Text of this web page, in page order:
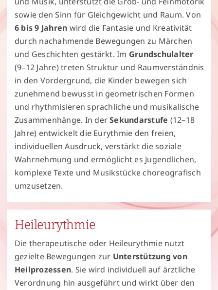
sowie den Sinn für Gleichgewicht und Raum. Von
6 bis 9 Jahren wird die Fantasie und Kreativität
durch nachahmende Bewegungen zu Märchen
und Geschichten gestärkt. Im Grundschulalter
(9–12 Jahre) treten Struktur und Raumverständnis
in den Vordergrund, die Kinder bewegen sich
zunehmend bewusst in geometrischen Formen
und rhythmisieren sprachliche und musikalische
Zusammenhänge. In derSekundarstufe (12–18
Jahre) entwickelt die Eurythmie den freien,
individuellen Ausdruck, verstärkt die soziale
Wahrnehmung und ermöglicht es Jugendlichen,
komplexe Texte und Musikstücke choreografisch
umzusetzen.
Heileurythmie
Die therapeutische oder Heileurythmie nutzt
gezielte Bewegungen zur Unterstützung von
Heilprozessen. Sie wird individuell auf ärztliche
Verordnung hin ausgeführt und wirkt über den